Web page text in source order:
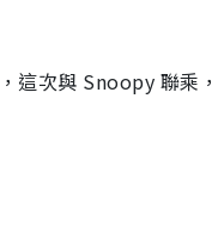
這次與 Snoopy 聯乘，